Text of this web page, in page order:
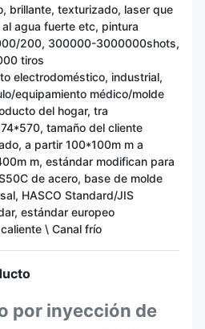
brillante, texturizado, laser que
agua fuerte etc, pintura
200, 300000-3000000shots,
tiros
electrodoméstico, industrial,
equipamiento médico/molde
del hogar, tra
tamaño del cliente
a partir 100*100m m a
m, estándar modifican para
de acero, base de molde
HASCO Standard/JIS
estándar europeo
\ Canal frío
por inyección de